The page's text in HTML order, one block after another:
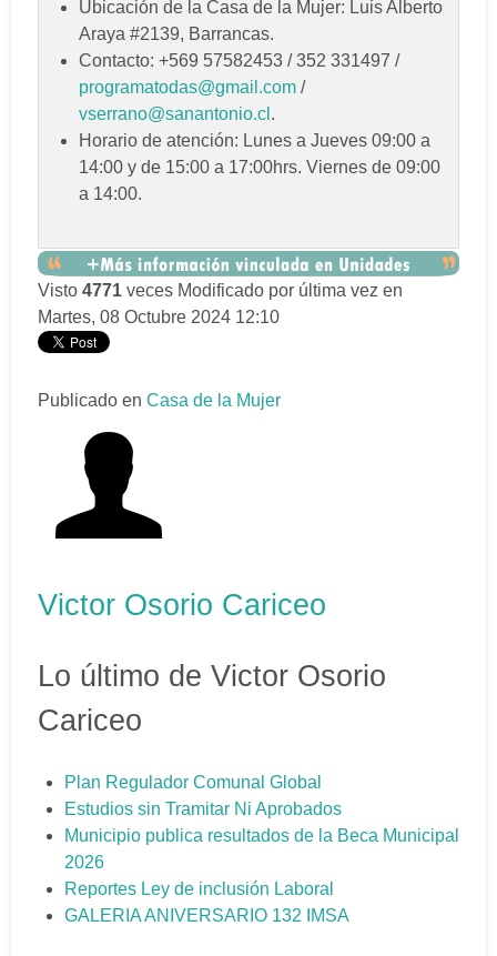
Ubicación de la Casa de la Mujer: Luis Alberto
Araya #2139, Barrancas.
Contacto: +569 57582453 / 352 331497 /
programatodas@gmail.com /
vserrano@sanantonio.cl .
Horario de atención: Lunes a Jueves 09:00 a
14:00 y de 15:00 a 17:00hrs. Viernes de 09:00
a 14:00.
Visto 4771 veces Modificado por última vez en
Martes, 08 Octubre 2024 12:10
Publicado en Casa de la Mujer
Victor Osorio Cariceo
Lo último de Victor Osorio
Cariceo
Plan Regulador Comunal Global
Estudios sin Tramitar Ni Aprobados
Municipio publica resultados de la Beca Municipal
2026
Reportes Ley de inclusión Laboral
GALERIA ANIVERSARIO 132 IMSA